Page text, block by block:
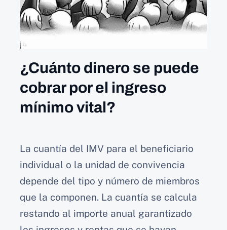
¿Cuánto dinero se puede
cobrar por el ingreso
mínimo vital?
La cuantía del IMV para el beneficiario
individual o la unidad de convivencia
depende del tipo y número de miembros
que la componen. La cuantía se calcula
restando al importe anual garantizado